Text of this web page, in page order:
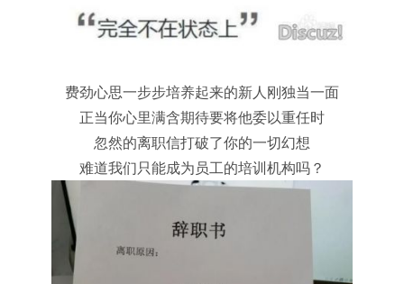
费劲心思一步步培养起来的新人刚独当一面
正当你心里满含期待要将他委以重任时
忽然的离职信打破了你的一切幻想
难道我们只能成为员工的培训机构吗？